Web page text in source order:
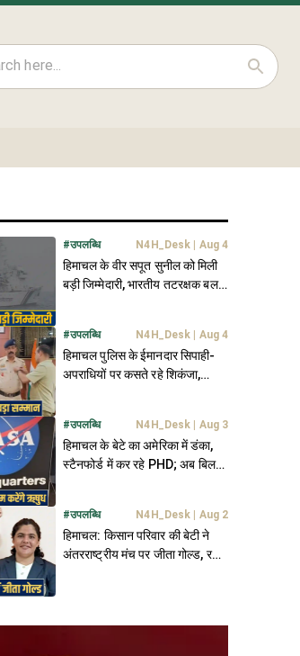
#उपलब्धि N4H_Desk Aug 4
हिमाचल के वीर सपूत सुनील को मिली
बड़ी जिम्मेदारी, भारतीय तटरक्षक बल में
#उपलब्धि N4H_Desk Aug 4
हिमाचल पुलिस के ईमानदार सिपाही-
अपराधियों पर कसते रहे शिकंजा,
#उपलब्धि N4H_Desk Aug 3
हिमाचल के बेटे का अमेरिका में डंका,
स्टैनफोर्ड में कर रहे PHD; अब बिल
#उपलब्धि N4H_Desk Aug 2
हिमाचल: किसान परिवार की बेटी ने
अंतरराष्ट्रीय मंच पर जीता गोल्ड, रक्षा